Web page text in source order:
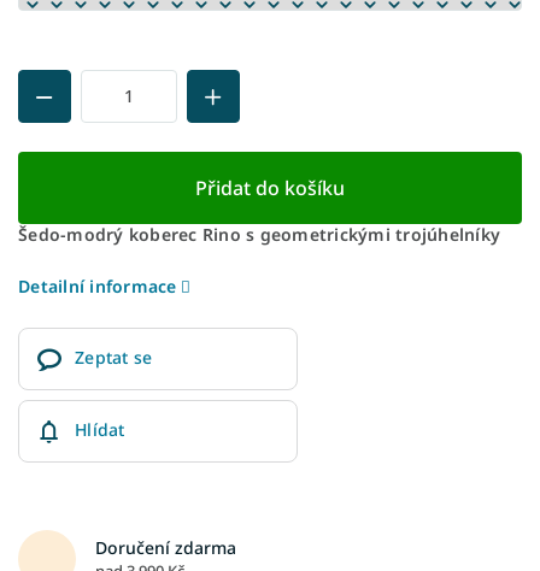
Přidat do košíku
Šedo-modrý koberec Rino s geometrickými trojúhelníky
Detailní informace
Zeptat se
Hlídat
Doručení zdarma